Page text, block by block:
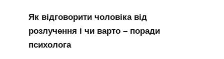
Як відговорити чоловіка від
розлучення і чи варто – поради
психолога